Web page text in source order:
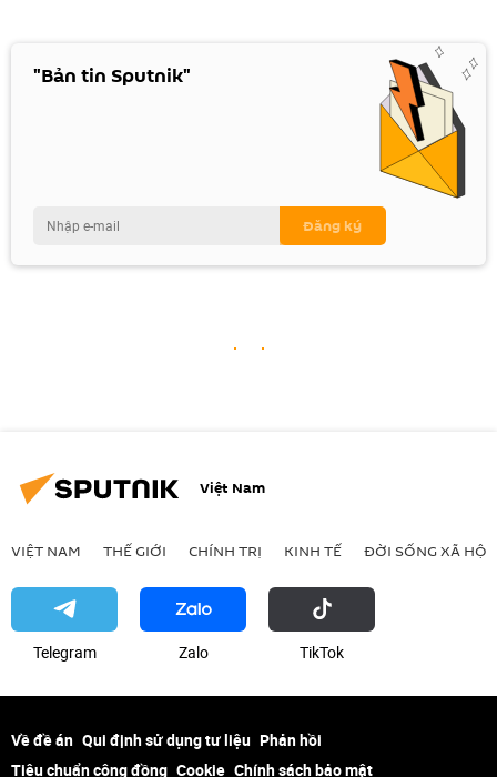
"Bản tin Sputnik"
Việt Nam
VIỆT NAM THẾ GIỚI CHÍNH TRỊ KINH TẾ ĐỜI SỐNG XÃ HỘI
Telegram Zalo ТikТоk
Về đề án Qui định sử dụng tư liệu Phản hồi
Tiêu chuẩn cộng đồng Cookie Chính sách bảo mật